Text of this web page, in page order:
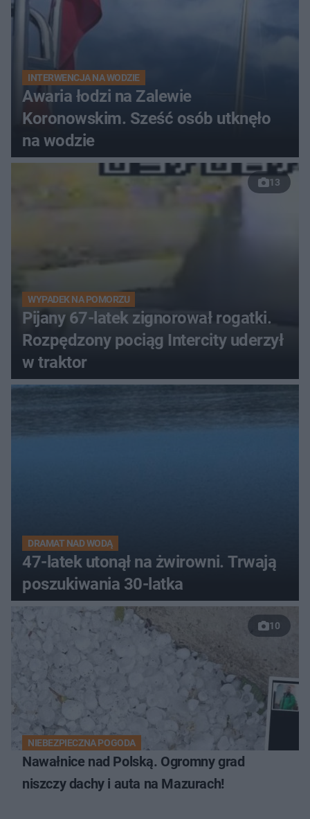
INTERWENCJA NA WODZIE
Awaria łodzi na Zalewie
Koronowskim. Sześć osób utknęło
na wodzie
13
WYPADEK NA POMORZU
Pijany 67-latek zignorował rogatki.
Rozpędzony pociąg Intercity uderzył
w traktor
DRAMAT NAD WODĄ
47-latek utonął na żwirowni. Trwają
poszukiwania 30-latka
10
NIEBEZPIECZNA POGODA
Nawałnice nad Polską. Ogromny grad
niszczy dachy i auta na Mazurach!